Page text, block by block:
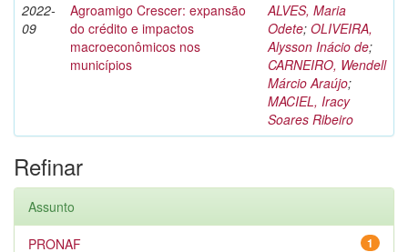
2022-
09
Agroamigo Crescer: expansão
do crédito e impactos
macroeconômicos nos
municípios
ALVES, Maria
Odete; OLIVEIRA,
Alysson Inácio de;
CARNEIRO, Wendell
Márcio Araújo;
MACIEL, Iracy
Soares Ribeiro
Refinar
Assunto
1
PRONAF